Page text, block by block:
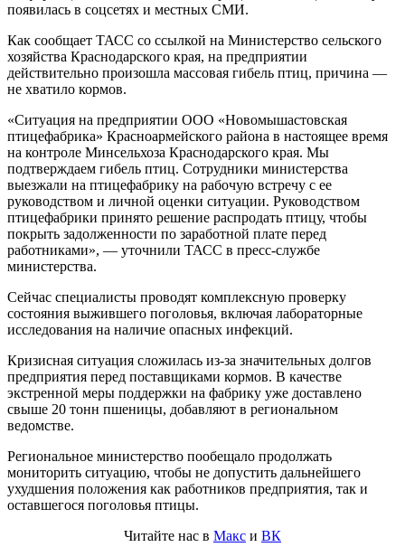
появилась в соцсетях и местных СМИ.
Как сообщает ТАСС со ссылкой на Министерство сельского
хозяйства Краснодарского края, на предприятии
действительно произошла массовая гибель птиц, причина —
не хватило кормов.
«Ситуация на предприятии ООО «Новомышастовская
птицефабрика» Красноармейского района в настоящее время
на контроле Минсельхоза Краснодарского края. Мы
подтверждаем гибель птиц. Сотрудники министерства
выезжали на птицефабрику на рабочую встречу с ее
руководством и личной оценки ситуации. Руководством
птицефабрики принято решение распродать птицу, чтобы
покрыть задолженности по заработной плате перед
работниками», — уточнили ТАСС в пресс-службе
министерства.
Сейчас специалисты проводят комплексную проверку
состояния выжившего поголовья, включая лабораторные
исследования на наличие опасных инфекций.
Кризисная ситуация сложилась из-за значительных долгов
предприятия перед поставщиками кормов. В качестве
экстренной меры поддержки на фабрику уже доставлено
свыше 20 тонн пшеницы, добавляют в региональном
ведомстве.
Региональное министерство пообещало продолжать
мониторить ситуацию, чтобы не допустить дальнейшего
ухудшения положения как работников предприятия, так и
оставшегося поголовья птицы.
Читайте нас в Макс и ВК